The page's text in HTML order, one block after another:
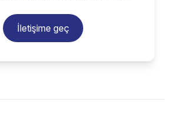
İletişime geç